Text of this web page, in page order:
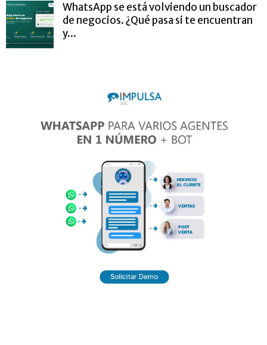
WhatsApp se está volviendo un buscador
de negocios. ¿Qué pasa si te encuentran
y...